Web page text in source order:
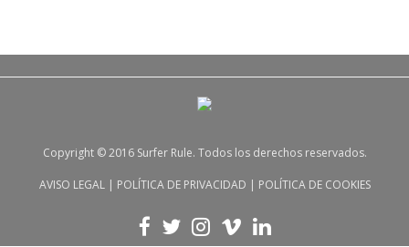
Copyright © 2016 Surfer Rule. Todos los derechos reservados.
AVISO LEGAL| POLÍTICA DE PRIVACIDAD POLÍTICA DE COOKIES